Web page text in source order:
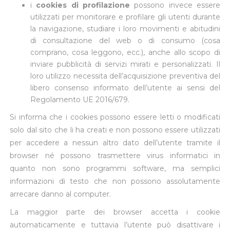
i cookies di profilazione possono invece essere
utilizzati per monitorare e profilare gli utenti durante
la navigazione, studiare i loro movimenti e abitudini
di consultazione del web o di consumo (cosa
comprano, cosa leggono, ecc.), anche allo scopo di
inviare pubblicità di servizi mirati e personalizzati. Il
loro utilizzo necessita dell’acquisizione preventiva del
libero consenso informato dell’utente ai sensi del
Regolamento UE 2016/679.
Si informa che i cookies possono essere letti o modificati
solo dal sito che li ha creati e non possono essere utilizzati
per accedere a nessun altro dato dell’utente tramite il
browser né possono trasmettere virus informatici in
quanto non sono programmi software, ma semplici
informazioni di testo che non possono assolutamente
arrecare danno al computer.
La maggior parte dei browser accetta i cookie
automaticamente e tuttavia l’utente può disattivare i